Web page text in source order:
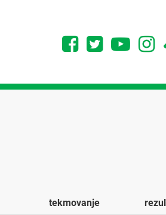
tekmovanje